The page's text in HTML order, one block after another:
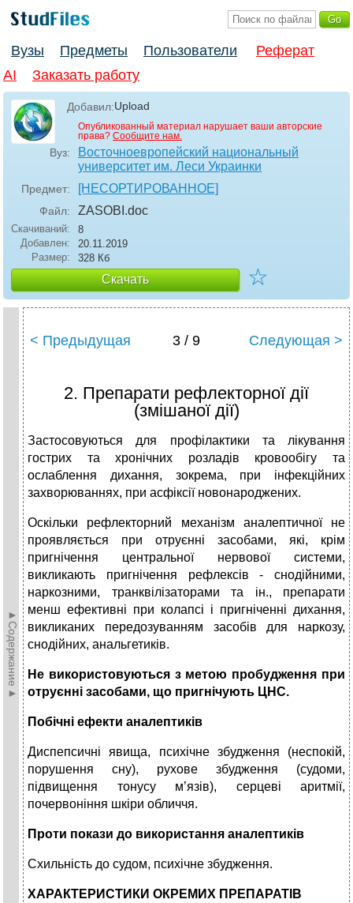
Вузы Предметы Пользователи
Реферат
AI
Заказать работу
Добавил:Upload
Опубликованный материал нарушает ваши авторские
права? Сообщите нам.
Вуз:
Восточноевропейский национальный
университет им. Леси Украинки
Предмет: [НЕСОРТИРОВАННОЕ]
Файл: ZASOBI .doc
Скачиваний:
8
Добавлен:
20.11.2019
Размер:
328 Кб
Скачать ☆
►Содержание►
< Предыдущая 3 / 9 Следующая >
2. Препарати рефлекторної дії
(змішаної дії)
Застосовуються для профілактики та лікування
гострих та хронічних розладів кровообігу та
ослаблення дихання, зокрема, при інфекційних
захворюваннях, при асфіксії новонароджених.
Оскільки рефлекторний механізм аналептичної не
проявляється при отруєнні засобами, які, крім
пригнічення центральної нервової сис­теми,
викликають пригнічення рефлексів - снодійними,
наркозни­ми, транквілізаторами та ін., препарати
менш ефективні при колапсі і пригніченні дихання,
ви­кликаних передозуванням засобів для наркозу,
снодійних, анальгетиків.
Не використовуються з метою пробудження при
отруєнні засобами, що пригнічують ЦНС.
Побічні ефекти аналептиків
Диспепсичні явища, психічне збудження (неспокій,
порушення сну), рухове збудження (судоми,
підвищення тонусу м’язів), серцеві аритмії,
почервоніння шкіри обличчя.
Проти покази до використання аналептиків
Схильність до судом, психічне збудження.
ХАРАКТЕРИСТИКИ ОКРЕМИХ ПРЕПАРАТІВ